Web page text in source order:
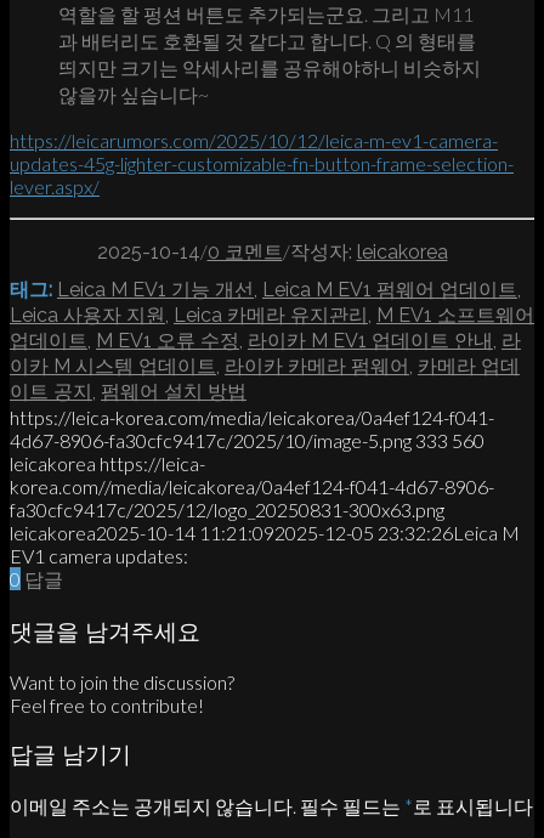
역할을 할 펑션 버튼도 추가되는군요. 그리고 M11
과 배터리도 호환될 것 같다고 합니다. Q 의 형태를
띄지만 크기는 악세사리를 공유해야하니 비슷하지
않을까 싶습니다~
https://leicarumors.com/2025/10/12/leica-m-ev1-camera-
updates-45g-lighter-customizable-fn-button-frame-selection-
lever.aspx/
2025-10-14/0 코멘트/작성자: leicakorea
태그: Leica M EV1 기능 개선, Leica M EV1 펌웨어 업데이트,
Leica 사용자 지원, Leica 카메라 유지관리, M EV1 소프트웨어
업데이트, M EV1 오류 수정, 라이카 M EV1 업데이트 안내, 라
이카 M 시스템 업데이트, 라이카 카메라 펌웨어, 카메라 업데
이트 공지, 펌웨어 설치 방법
https://leica-korea.com/media/leicakorea/0a4ef124-f041-
4d67-8906-fa30cfc9417c/2025/10/image-5.png 333 560
leicakorea https://leica-
korea.com//media/leicakorea/0a4ef124-f041-4d67-8906-
fa30cfc9417c/2025/12/logo_20250831-300x63.png
leicakorea2025-10-14 11:21:092025-12-05 23:32:26Leica M
EV1 camera updates:
0 답글
댓글을 남겨주세요
Want to join the discussion?
Feel free to contribute!
답글 남기기
이메일 주소는 공개되지 않습니다. 필수 필드는 * 로 표시됩니다